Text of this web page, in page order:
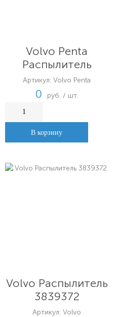
Volvo Penta
Распылитель
Артикул: Volvo Penta
0 руб. / шт.
В корзину
Volvo Распылитель
3839372
Артикул: Volvo